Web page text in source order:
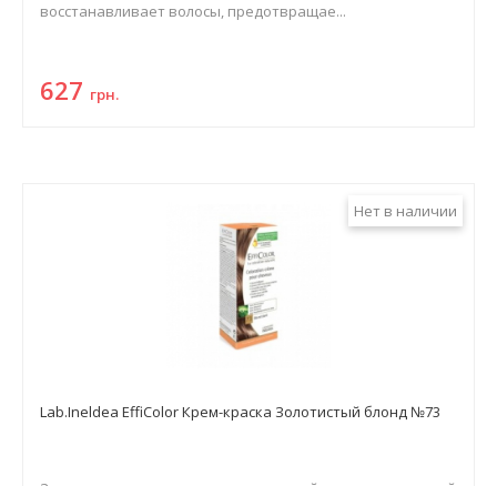
восстанавливает волосы, предотвращае...
627 грн.
Нет в наличии
Lab.Ineldea EffiColor Крем-краска Золотистый блонд №73